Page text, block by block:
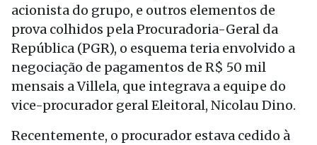
acionista do grupo, e outros elementos de
prova colhidos pela Procuradoria-Geral da
República (PGR), o esquema teria envolvido a
negociação de pagamentos de R$ 50 mil
mensais a Villela, que integrava a equipe do
vice-procurador geral Eleitoral, Nicolau Dino.
Recentemente, o procurador estava cedido à